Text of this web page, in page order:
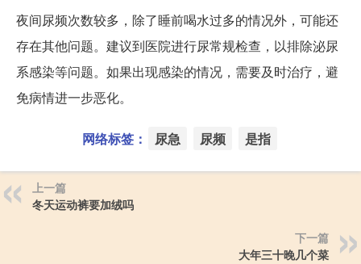
夜间尿频次数较多，除了睡前喝水过多的情况外，可能还
存在其他问题。建议到医院进行尿常规检查，以排除泌尿
系感染等问题。如果出现感染的情况，需要及时治疗，避
免病情进一步恶化。
网络标签： 尿急 尿频 是指
上一篇
冬天运动裤要加绒吗
下一篇
大年三十晚几个菜